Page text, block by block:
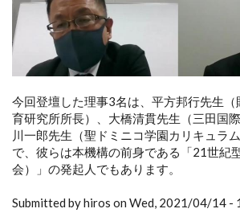
今回登壇した理事3名は、平方邦行先生
育研究所所長）、大橋清貫先生（三田国
川一郎先生（聖ドミニコ学園カリキュラ
で、彼らは本機構の前身である「21世紀
会）」の発起人でもあります。
Submitted by hiros on Wed, 2021/04/14 -